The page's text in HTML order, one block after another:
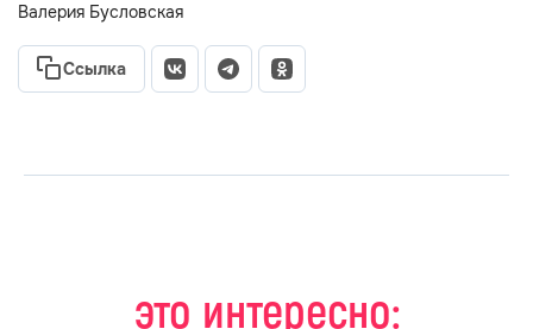
Валерия Бусловская
Ссылка
это интересно: